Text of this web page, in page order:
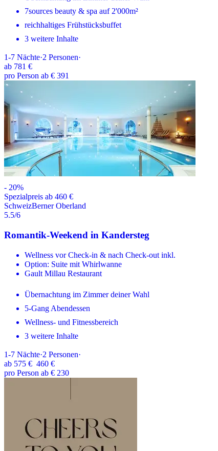
7sources beauty & spa auf 2'000m²
reichhaltiges Frühstücksbuffet
3 weitere Inhalte
1-7 Nächte·2 Personen·
ab 781 €
pro Person ab € 391
- 20%
Spezialpreis ab 460 €
SchweizBerner Oberland
5.5/6
Romantik-Weekend in Kandersteg
Wellness vor Check-in & nach Check-out inkl.
Option: Suite mit Whirlwanne
Gault Millau Restaurant
Übernachtung im Zimmer deiner Wahl
5-Gang Abendessen
Wellness- und Fitnessbereich
3 weitere Inhalte
1-7 Nächte·2 Personen·
ab 575 € 460 €
pro Person ab € 230